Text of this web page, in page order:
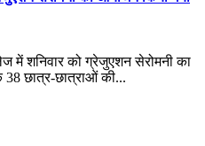
में शनिवार को ग्रेजुएशन सेरोमनी का
छात्र-छात्राओं की...